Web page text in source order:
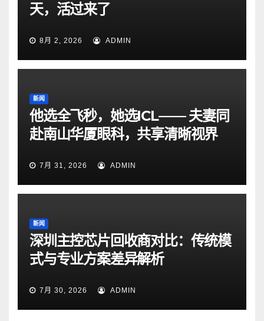
天，活过来了
8月 2, 2026 ADMIN
新闻
他选全飞秒，她选ICL—— 夫妻同
赴南山华厦眼科，共享清晰视界
7月 31, 2026 ADMIN
新闻
深圳主控芯片回收商对比：传统模
式与专业方案差异解析
7月 30, 2026 ADMIN